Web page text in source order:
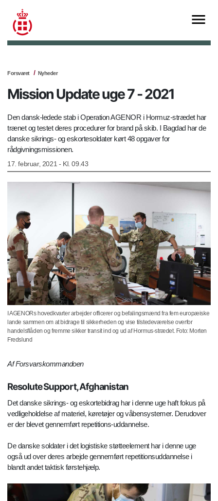
Forsvaret Nyheder
Mission Update uge 7 - 2021
Den dansk-ledede stab i Operation AGENOR i Hormuz-strædet har
trænet og testet deres procedurer for brand på skib. I Bagdad har de
danske sikrings- og eskortesoldater kørt 48 opgaver for
rådgivningsmissionen.
17. februar, 2021 - Kl. 09.43
I AGENORs hovedkvarter arbejder officerer og befalingsmænd fra fem europæiske
lande sammen om at bidrage til sikkerheden og vise tilstedeværelse overfor
handelsflåden og fremme sikker transit ind og ud af Hormus-strædet. Foto: Morten
Fredslund
Af Forsvarskommandoen
Resolute Support, Afghanistan
Det danske sikrings- og eskortebidrag har i denne uge haft fokus på
vedligeholdelse af materiel, køretøjer og våbensystemer. Derudover
er der blevet gennemført repetitions-uddannelse.
De danske soldater i det logistiske støtteelement har i denne uge
også ud over deres arbejde gennemført repetitionsuddannelse i
blandt andet taktisk førstehjælp.